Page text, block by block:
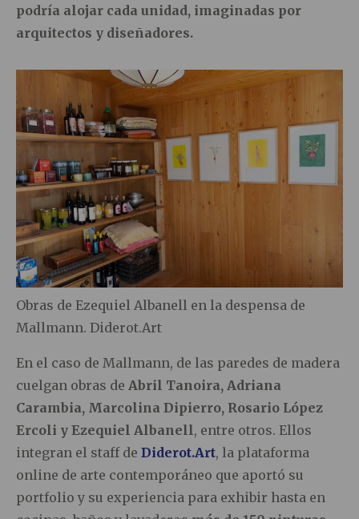
podría alojar cada unidad, imaginadas por
arquitectos y diseñadores.
Obras de Ezequiel Albanell en la despensa de
Mallmann. Diderot.Art
En el caso de Mallmann, de las paredes de madera
cuelgan obras de Abril Tanoira, Adriana
Carambia, Marcolina Dipierro, Rosario López
Ercoli y Ezequiel Albanell, entre otros. Ellos
integran el staff de Diderot.Art, la plataforma
online de arte contemporáneo que aportó su
portfolio y su experiencia para exhibir hasta en